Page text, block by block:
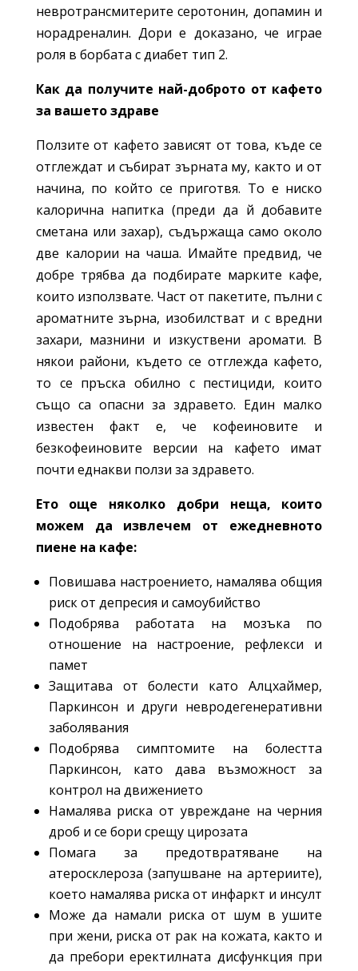
невротрансмитерите серотонин, допамин и
норадреналин. Дори е доказано, че играе
роля в борбата с диабет тип 2.
Как да получите най-доброто от кафето
за вашето здраве
Ползите от кафето зависят от това, къде се
отглеждат и събират зърната му, както и от
начина, по който се приготвя. То е ниско
калорична напитка (преди да й добавите
сметана или захар), съдържаща само около
две калории на чаша. Имайте предвид, че
добре трябва да подбирате марките кафе,
които използвате. Част от пакетите, пълни с
ароматните зърна, изобилстват и с вредни
захари, мазнини и изкуствени аромати. В
някои райони, където се отглежда кафето,
то се пръска обилно с пестициди, които
също са опасни за здравето. Един малко
известен факт е, че кофеиновите и
безкофеиновите версии на кафето имат
почти еднакви ползи за здравето.
Eто още няколко добри неща, които
можем да извлечем от ежедневното
пиене на кафе:
Повишава настроението, намалява общия
риск от депресия и самоубийство
Подобрява работата на мозъка по
отношение на настроение, рефлекси и
памет
Защитава от болести като Алцхаймер,
Паркинсон и други невродегенеративни
заболявания
Подобрява симптомите на болестта
Паркинсон, като дава възможност за
контрол на движението
Намалява риска от увреждане на черния
дроб и се бори срещу цирозата
Помага за предотвратяване на
атеросклероза (запушване на артериите),
което намалява риска от инфаркт и инсулт
Може да намали риска от шум в ушите
при жени, риска от рак на кожата, както и
да пребори еректилната дисфункция при